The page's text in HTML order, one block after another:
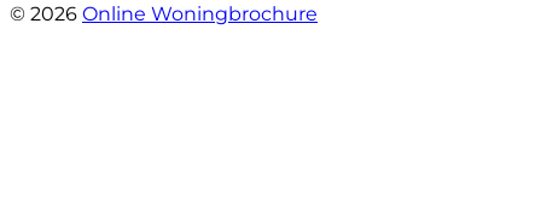
© 2026 Online Woningbrochure